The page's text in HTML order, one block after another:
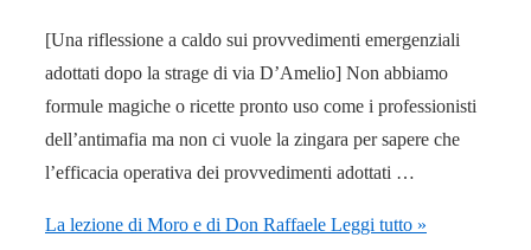
[Una riflessione a caldo sui provvedimenti emergenziali
adottati dopo la strage di via D’Amelio] Non abbiamo
formule magiche o ricette pronto uso come i professionisti
dell’antimafia ma non ci vuole la zingara per sapere che
l’efficacia operativa dei provvedimenti adottati …
La lezione di Moro e di Don Raffaele Leggi tutto »